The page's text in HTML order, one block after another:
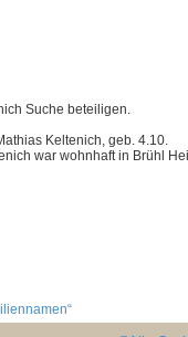
Suche beteiligen.
Keltenich, geb. 4.10.
war wohnhaft in Brühl